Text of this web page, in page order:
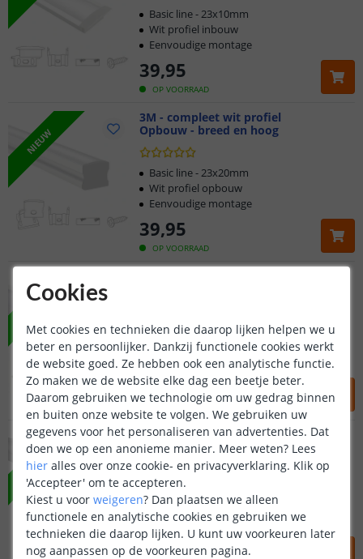
OP VOORRAAD
39,95
Basic line - 23x10mm
Wit profiel inbouw
Eenvoudige montage
NIEUW
3M - compleet wit profiel
Opbouw - breed en hoog
OP VOORRAAD
39,95
Basic line - 23x20mm
Wit profiel opbouw
Eenvoudige montage
NIEUW
OP VOORRAAD
37,95
Slim line - 18x18mm
Wit hoekprofiel
Eenvoudige montage
NIEUW
3M - compleet wit profiel
Hoekprofiel breed wit
39,95
Basic line - 30x30mm
Wit hoekprofiel
Eenvoudige montage
Klantbeoordeling 9.1
Voor 23:45 uur besteld,morgen in huis
Cookies
Met cookies en technieken die daarop lijken helpen we u
beter en persoonlijker. Dankzij functionele cookies werkt
de website goed. Ze hebben ook een analytische functie.
Zo maken we de website elke dag een beetje beter.
Daarom gebruiken we technologie om uw gedrag binnen
en buiten onze website te volgen. We gebruiken uw
gegevens voor het personaliseren van advertenties. Dat
doen we op een anonieme manier. Meer weten? Lees
hier alles over onze cookie- en privacyverklaring. Klik op
'Accepteer' om te accepteren.
Kiest u voor weigeren? Dan plaatsen we alleen
functionele en analytische cookies en gebruiken we
technieken die daarop lijken. U kunt uw voorkeuren later
nog aanpassen op de voorkeuren pagina.